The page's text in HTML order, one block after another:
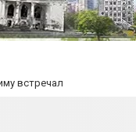
встречал